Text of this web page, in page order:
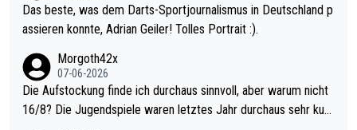
Das beste, was dem Darts-Sportjournalismus in Deutschland p
assieren konnte, Adrian Geiler! Tolles Portrait :).
Morgoth42x
07-06-2026
Die Aufstockung finde ich durchaus sinnvoll, aber warum nicht
16/8? Die Jugendspiele waren letztes Jahr durchaus sehr kurz